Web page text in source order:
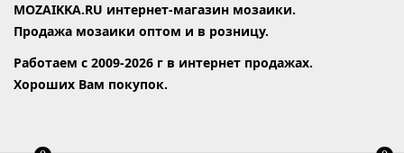
MOZAIKKA.RU интернет-магазин мозаики.
Продажа мозаики оптом и в розницу.
Работаем с 2009-2026 г в интернет продажах.
Хороших Вам покупок.